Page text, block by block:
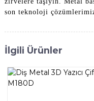
son teknoloji
İlgili Ürünler